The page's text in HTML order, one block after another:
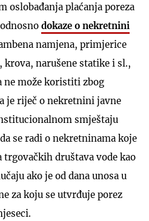
oslobađanja plaćanja poreza
dokaze o nekretnini
namjena, primjerice
narušene statike i sl.,
ne može koristiti zbog
je riječ o nekretnini javne
smještaju
se radi o nekretninama koje
društava vode kao
ako je od dana unosa u
za koju se utvrđuje porez